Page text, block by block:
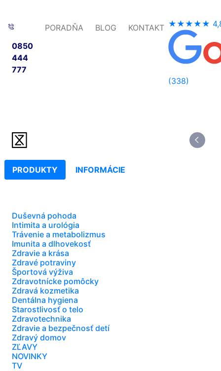
0850
444
777
PORADŇA BLOG KONTAKT ★★★★★
(338)
PRODUKTY INFORMÁCIE
Duševná pohoda
Intimita a urológia
Trávenie a metabolizmus
Imunita a dlhovekosť
Zdravie a krása
Zdravé potraviny
Športová výživa
Zdravotnícke pomôcky
Zdravá kozmetika
Dentálna hygiena
Starostlivosť o telo
Zdravotechnika
Zdravie a bezpečnosť detí
Zdravý domov
ZĽAVY
NOVINKY
TV